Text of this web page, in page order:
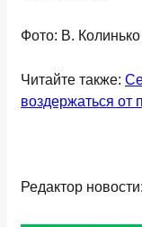
Фото: В. Колинько
Читайте также:
воздержаться от
Редактор новости: